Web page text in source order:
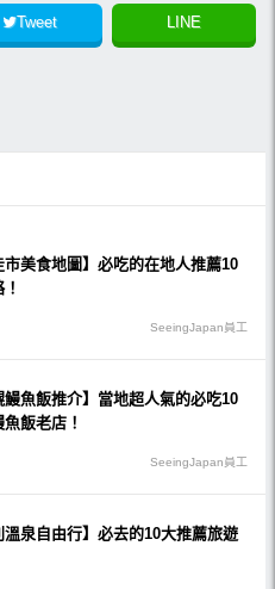
Tweet LINE
市美食地圖】必吃的在地人推薦10
SeeingJapan員工
鰻魚飯推介】當地超人氣的必吃10
飯老店！
SeeingJapan員工
溫泉自由行】必去的10大推薦旅遊